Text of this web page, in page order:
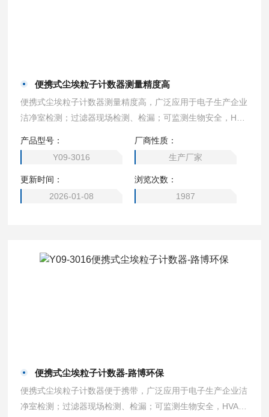
便携式尘埃粒子计数器测量精度高
便携式尘埃粒子计数器测量精度高，广泛应用于电子生产企业
洁净室检测；过滤器现场检测、检漏；可监测生物安全，HVA
境，医院洁净手术室，汽车喷涂环境,微电子、生化制品、食
品卫生、精细化工、精密机械等生产和科研部门等。
产品型号：
Y09-3016
厂商性质：
生产厂家
更新时间：
2026-01-08
浏览次数：
1987
便携式尘埃粒子计数器-路博环保
便携式尘埃粒子计数器便于携带，广泛应用于电子生产企业洁
净室检测；过滤器现场检测、检漏；可监测生物安全，HVAC